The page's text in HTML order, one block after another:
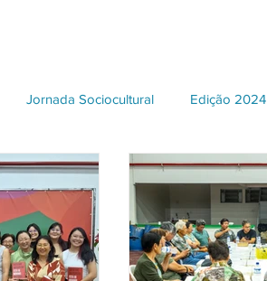
Jornada Sociocultural Edição 2024
Edição 2016 Patrimônio e Inclusão